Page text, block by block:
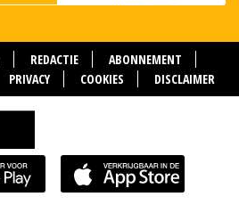
REDACTIE
ABONNEMENT
PRIVACY COOKIES DISCLAIMER